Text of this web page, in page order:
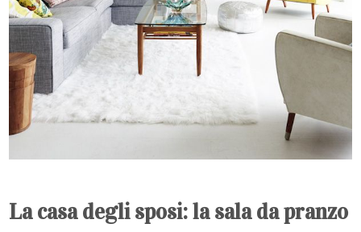
La casa degli sposi: la sala da pranzo